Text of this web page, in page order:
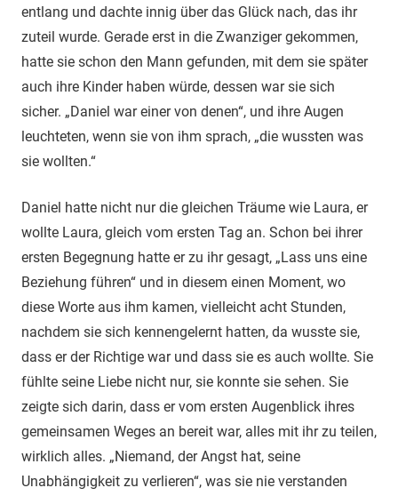
entlang und dachte innig über das Glück nach, das ihr
zuteil wurde. Gerade erst in die Zwanziger gekommen,
hatte sie schon den Mann gefunden, mit dem sie später
auch ihre Kinder haben würde, dessen war sie sich
sicher. „Daniel war einer von denen“, und ihre Augen
leuchteten, wenn sie von ihm sprach, „die wussten was
sie wollten.“
Daniel hatte nicht nur die gleichen Träume wie Laura, er
wollte Laura, gleich vom ersten Tag an. Schon bei ihrer
ersten Begegnung hatte er zu ihr gesagt, „Lass uns eine
Beziehung führen“ und in diesem einen Moment, wo
diese Worte aus ihm kamen, vielleicht acht Stunden,
nachdem sie sich kennengelernt hatten, da wusste sie,
dass er der Richtige war und dass sie es auch wollte. Sie
fühlte seine Liebe nicht nur, sie konnte sie sehen. Sie
zeigte sich darin, dass er vom ersten Augenblick ihres
gemeinsamen Weges an bereit war, alles mit ihr zu teilen,
wirklich alles. „Niemand, der Angst hat, seine
Unabhängigkeit zu verlieren“, was sie nie verstanden